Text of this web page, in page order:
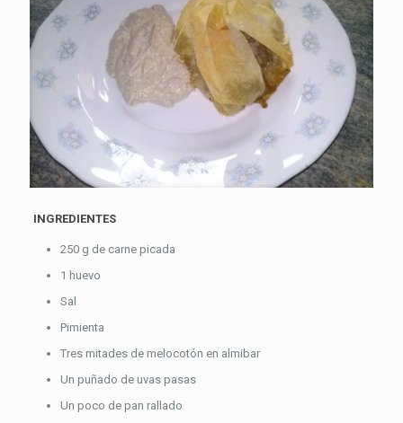
INGREDIENTES
250 g de carne picada
1 huevo
Sal
Pimienta
Tres mitades de melocotón en almibar
Un puñado de uvas pasas
Un poco de pan rallado